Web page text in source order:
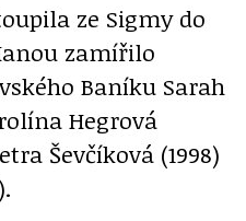
ze Sigmy do
zamířilo
Baníku Sarah
Hegrová
Ševčíková (1998)